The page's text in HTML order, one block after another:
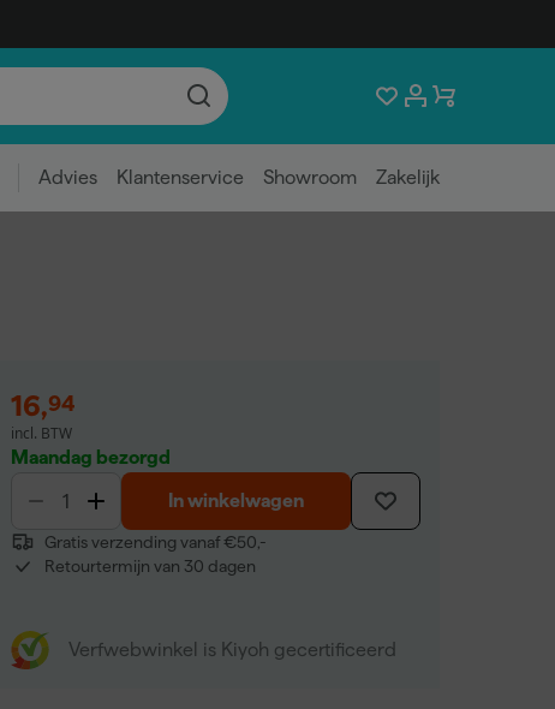
Advies Klantenservice Showroom Zakelijk
16,94
incl. BTW
Maandag bezorgd
In winkelwagen
Gratis verzending vanaf €50,-
Retourtermijn van 30 dagen
Verfwebwinkel is Kiyoh gecertificeerd